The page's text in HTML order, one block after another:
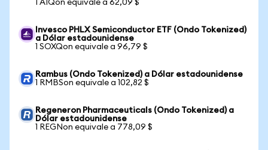
1 AIQon equivale a 62,09 $
Invesco PHLX Semiconductor ETF (Ondo Tokenized)
a Dólar estadounidense
1 SOXQon equivale a 96,79 $
Rambus (Ondo Tokenized) a Dólar estadounidense
1 RMBSon equivale a 102,82 $
Regeneron Pharmaceuticals (Ondo Tokenized) a
Dólar estadounidense
1 REGNon equivale a 778,09 $